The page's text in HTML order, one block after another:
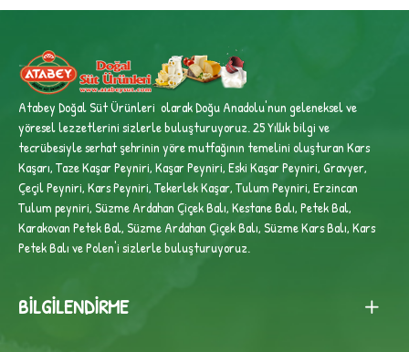
Atabey Doğal Süt Ürünleri olarak Doğu Anadolu'nun geleneksel ve
yöresel lezzetlerini sizlerle buluşturuyoruz. 25 Yıllık bilgi ve
tecrübesiyleserhat şehrinin yöre mutfağının temelini oluşturan Kars
Kaşarı, Taze Kaşar Peyniri, Kaşar Peyniri, Eski Kaşar Peyniri, Gravyer,
Çeçil Peyniri, Kars Peyniri, Tekerlek Kaşar, Tulum Peyniri, Erzincan
Tulum peyniri,Süzme Ardahan Çiçek Balı, Kestane Balı, Petek Bal,
Karakovan Petek Bal, Süzme Ardahan Çiçek Balı, Süzme Kars Balı, Kars
Petek Balı ve Polen'i sizlerle buluşturuyoruz.
BILGILENDIRME